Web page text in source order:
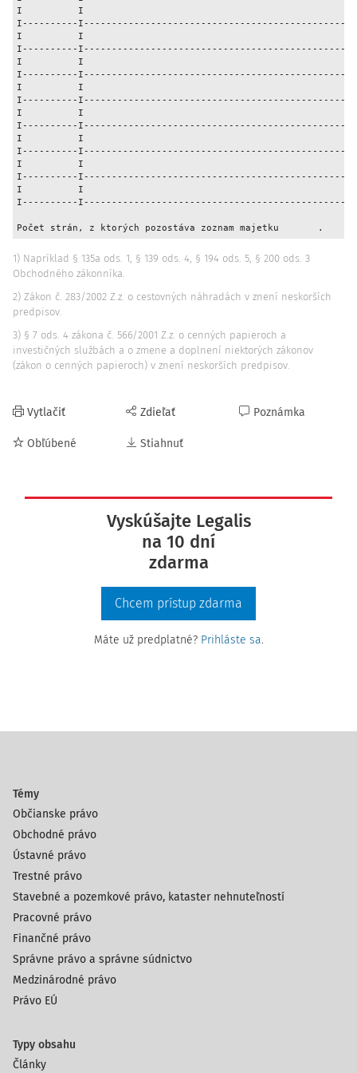
I          I
I----------
I          I
I----------
I          I
I----------
I          I
I----------
I          I
I----------
I          I
I----------
I          I
I----------
I          I
I----------
1) Napríklad § 135a ods. 1, § 139 ods. 4, § 194 ods. 5, § 200 ods. 3
Obchodného zákonníka.
2) Zákon č. 283/2002 Z.z. o cestovných náhradách v znení neskorších
predpisov.
3) § 7 ods. 4 zákona č. 566/2001 Z.z. o cenných papieroch a
investičných službách a o zmene a doplnení niektorých zákonov
(zákon o cenných papieroch) v znení neskorších predpisov.
Vytlačiť
Obľúbené
Zdieľať
Stiahnuť
Poznámka
Vyskúšajte Legalis
na 10 dní
zdarma
Chcem prístup zdarma
Máte už predplatné? Prihláste sa.
Témy
Občianske právo
Obchodné právo
Ústavné právo
Trestné právo
Stavebné a pozemkové právo, kataster nehnuteľností
Pracovné právo
Finančné právo
Správne právo a správne súdnictvo
Medzinárodné právo
Právo EÚ
Typy obsahu
Články